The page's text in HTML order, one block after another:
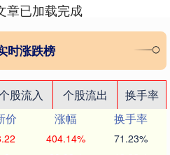
章已加载完成
时涨跌榜
股流入 个股流出
换手率
价 涨幅
换手率
404.14% 71.23%